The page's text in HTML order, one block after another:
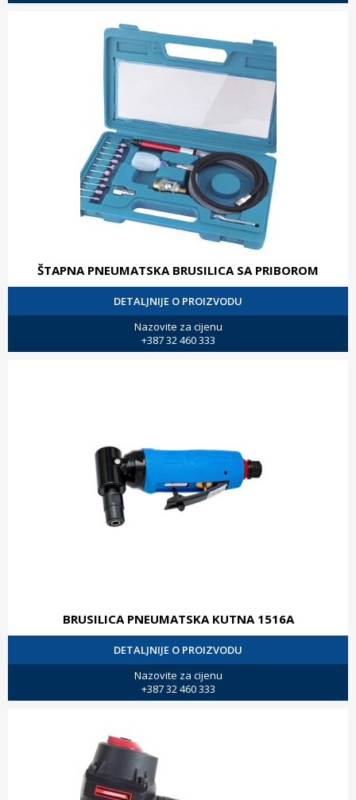
ŠTAPNA PNEUMATSKA BRUSILICA SA PRIBOROM
DETALJNIJE O PROIZVODU
Nazovite za cijenu
+387 32 460 333
BRUSILICA PNEUMATSKA KUTNA 1516A
DETALJNIJE O PROIZVODU
Nazovite za cijenu
+387 32 460 333